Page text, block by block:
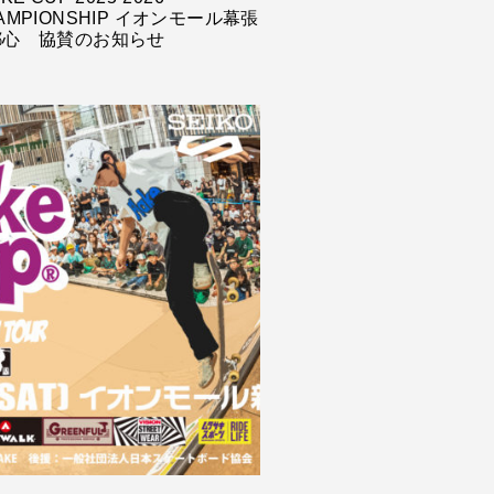
イオンモール幕張
心 協賛のお知らせ